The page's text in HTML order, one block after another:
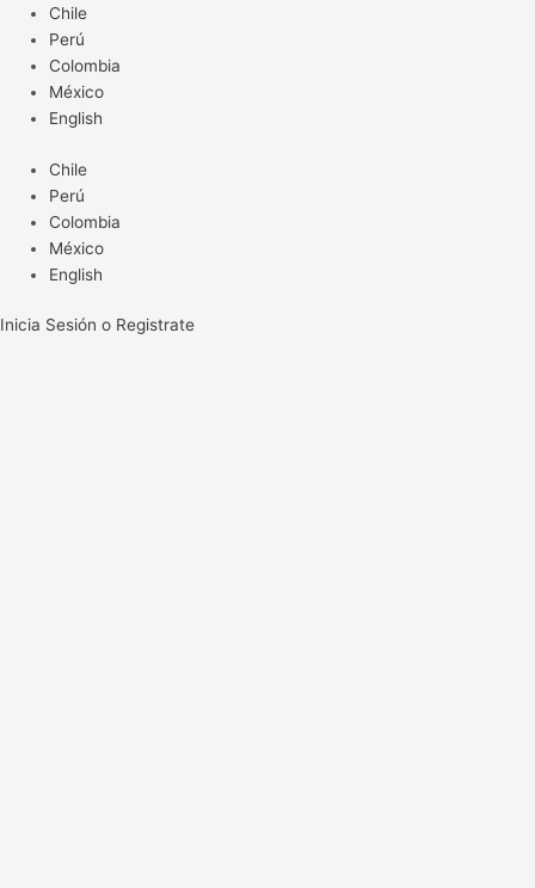
contenido
Chile
Perú
Colombia
México
English
Chile
Perú
Colombia
México
English
Inicia Sesión o Registrate